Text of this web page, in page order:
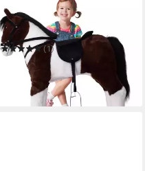
Reitpferd 70 cm Spielzeug
Schaukelpferd Pferd zum
Draufsitzen braun
(1)
84,97 €
in 3-4 Werktagen bei dir